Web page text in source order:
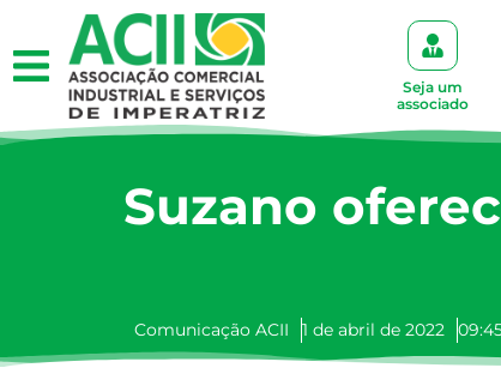
Seja um
associado
Suzano
Comunicação ACII 1 de abril de 2022